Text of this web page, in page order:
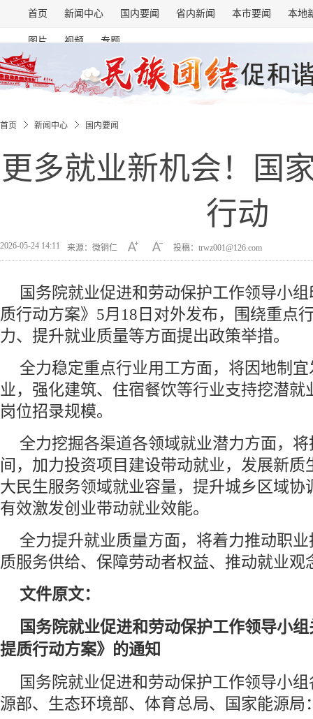
首页 新闻中心 国内要闻 省内新闻 本市要闻 本地
图片 视频 专题
首页 新闻中心 国内要闻
更多就业新机会！国
行动
2026-05-24 14:11 来源：微铜仁 投稿：trwz001@126.com
国务院就业促进和劳动保护工作领导小
质行动方案》5月18日对外发布，围绕重点
力、提升就业质量等方面提出政策举措。
全力稳定重点行业用工方面，将因地制
业，强化建筑、住宿餐饮等行业支持挖潜就
岗位招录规模。
全力挖掘各渠道各领域就业潜力方面，
间，加力投资项目建设带动就业，发展新质
大民生服务领域就业容量，提升城乡区域协
有效激发创业带动就业效能。
全力提升就业质量方面，将着力推动职
质服务供给、保障劳动者权益、推动就业观
文件原文：
国务院就业促进和劳动保护工作领导小
提质行动方案》的通知
国务院就业促进和劳动保护工作领导小
源部、生态环境部、体育总局、国家能源局